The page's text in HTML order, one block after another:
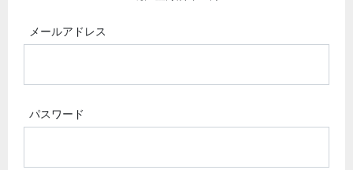
メールアドレス
パスワード